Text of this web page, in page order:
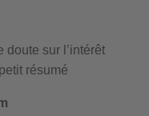
doute sur l’intérêt
résumé